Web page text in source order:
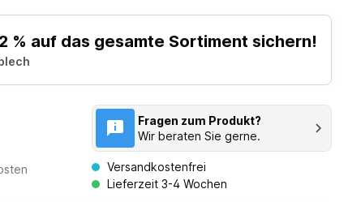
% auf das gesamte Sortiment sichern!
Fragen zum Produkt?
Wir beraten Sie gerne.
Versandkostenfrei
Lieferzeit 3-4 Wochen